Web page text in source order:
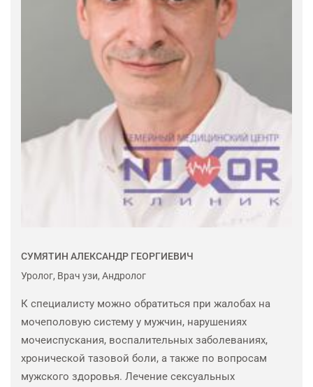
СУМЯТИН АЛЕКСАНДР ГЕОРГИЕВИЧ
Уролог, Врач узи, Андролог
К специалисту можно обратиться при жалобах на
мочеполовую систему у мужчин, нарушениях
мочеиспускания, воспалительных заболеваниях,
хронической тазовой боли, а также по вопросам
мужского здоровья. Лечение сексуальных